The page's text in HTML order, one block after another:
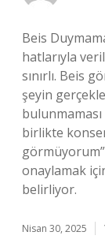
Beis
hatlarıyla
sınırlı. Beis
şeyin
birlikte
onaylamak
belirliyor.
Nisan 30, 2025